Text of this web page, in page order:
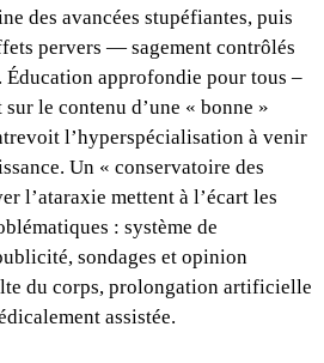
des avancées stupéfiantes, puis
pervers — sagement contrôlés
Éducation approfondie pour tous –
le contenu d’une « bonne »
l’hyperspécialisation à venir
Un « conservatoire des
l’ataraxie mettent à l’écart les
: système de
sondages et opinion
du corps, prolongation artificielle
assistée.